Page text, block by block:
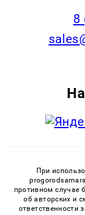
8
При
противном случае
об авторских и
ответственности